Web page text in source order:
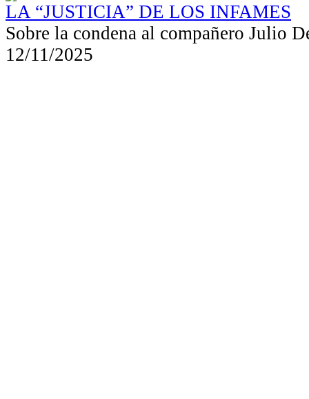
LA “JUSTICIA” DE LOS INFAMES
Sobre la condena al compañero Julio
12/11/2025